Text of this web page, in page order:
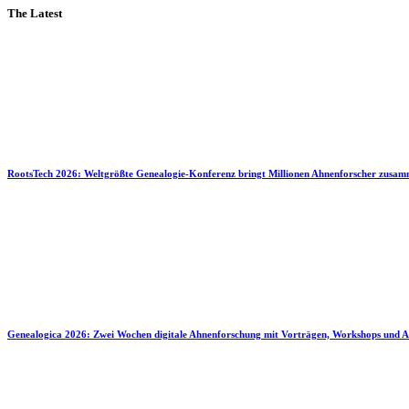
The Latest
RootsTech 2026: Weltgrößte Genealogie-Konferenz bringt Millionen Ahnenforscher
Genealogica 2026: Zwei Wochen digitale Ahnenforschung mit Vorträgen, Workshops und